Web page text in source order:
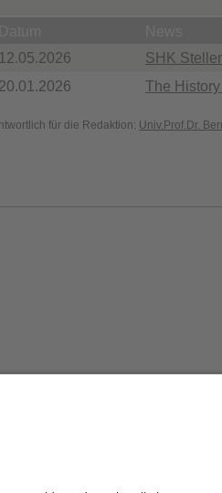
12.05.2026
SHK
20.01.2026
The
für die Redaktion: Univ.Prof.Dr.